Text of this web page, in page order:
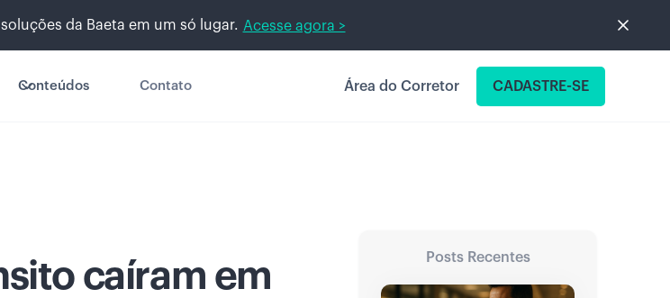
da Baeta em um só lugar. Acesse agora >
Conteúdos Contato Área do Corretor CADASTRE-SE
caíram em
Posts Recentes